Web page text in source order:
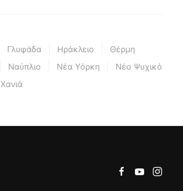
Γλυφάδα Ηράκλειο
Θέρμη
Ναύπλιο Νέα Υόρκη
Νέο Ψυχικό
Χανιά